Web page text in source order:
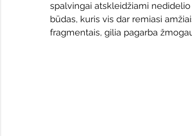
Varėnos bibliotekos renginiai Vaikų ir
spalvingai atskleidžiami
būdas, kuris vis dar remiasi
fragmentais, gilia pagarba